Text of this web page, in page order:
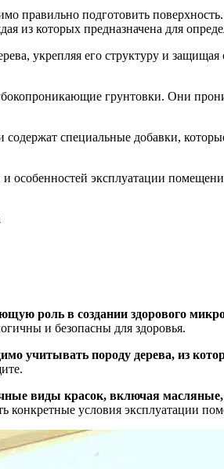
правильно подготовить
из которых предназначена для
укрепляя его структуру и
грунтовки. Они
специальные добавки,
особенностей эксплуатации
роль в создании здорового
и безопасны для здоровья.
учитывать породу дерева, из
виды красок, включая
конкретные условия эксплуатации